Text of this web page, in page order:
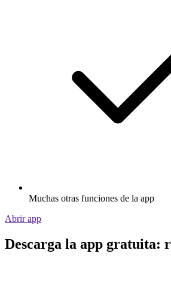
Muchas otras funciones de la app
Abrir app
Descarga la app gratuita: